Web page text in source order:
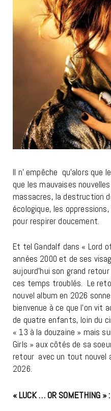
Il n’ empêche qu’alors que
que les mauvaises
massacres, la destruction
écologique, les
pour respirer doucement.
Et tel Gandalf dans « Lord
années 2000 et de ses
aujourd’hui son grand
ces temps troublés. Le
nouvel album en 2026
bienvenue à ce que l’on vit
de quatre enfants, loin du
« 13 à la douzaine » mais
Girls » aux côtés de sa
retour avec un tout nouvel
2026.
« LUCK … OR SOMETHING »